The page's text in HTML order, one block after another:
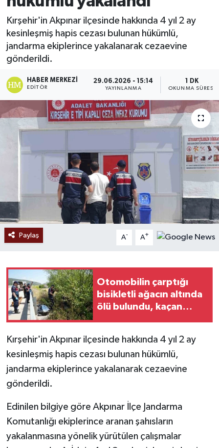
Kırşehir'in Akpınar ilçesinde hakkında 4 yıl 2 ay
kesinleşmiş hapis cezası bulunan hükümlü,
jandarma ekiplerince yakalanarak cezaevine
gönderildi.
HABER MERKEZI
EDITÖR
29.06.2026 - 15:14
YAYINLANMA
1 DK
OKUNMA SÜRESI
Paylaş A- A+
Otomobilin çarptığı
bisikletli ağacın altında
ölü bulundu, kaçan
Kırşehir'in Akpınar ilçesinde hakkında 4 yıl 2 ay
kesinleşmiş hapis cezası bulunan hükümlü,
jandarma ekiplerince yakalanarak cezaevine
gönderildi.
Edinilen bilgiye göre Akpınar İlçe Jandarma
Komutanlığı ekiplerince aranan şahısların
yakalanmasına yönelik yürütülen çalışmalar
Ekonomi
Sağlık